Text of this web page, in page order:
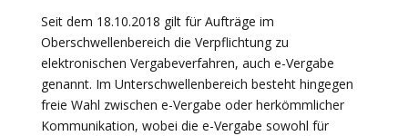
Seit dem 18.10.2018 gilt für Aufträge im
Oberschwellenbereich die Verpflichtung zu
elektronischen Vergabeverfahren, auch e-Vergabe
genannt. Im Unterschwellenbereich besteht hingegen
freie Wahl zwischen e-Vergabe oder herkömmlicher
Kommunikation, wobei die e-Vergabe sowohl für